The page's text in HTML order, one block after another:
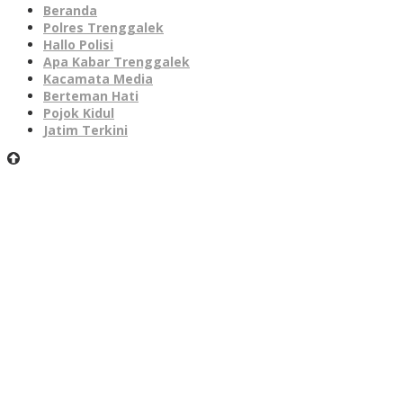
Beranda
Polres Trenggalek
Hallo Polisi
Apa Kabar Trenggalek
Kacamata Media
Berteman Hati
Pojok Kidul
Jatim Terkini